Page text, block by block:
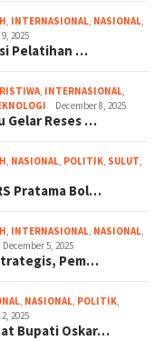
, INTERNASIONAL, NASIONAL,
2025
Pelatihan …
, INTERNASIONAL,
December 8, 2025
Gelar Reses …
, NASIONAL, POLITIK, SULUT,
Pratama Bol…
, INTERNASIONAL, NASIONAL,
December 5, 2025
Pem…
, NASIONAL, POLITIK,
2025
Bupati Oskar…